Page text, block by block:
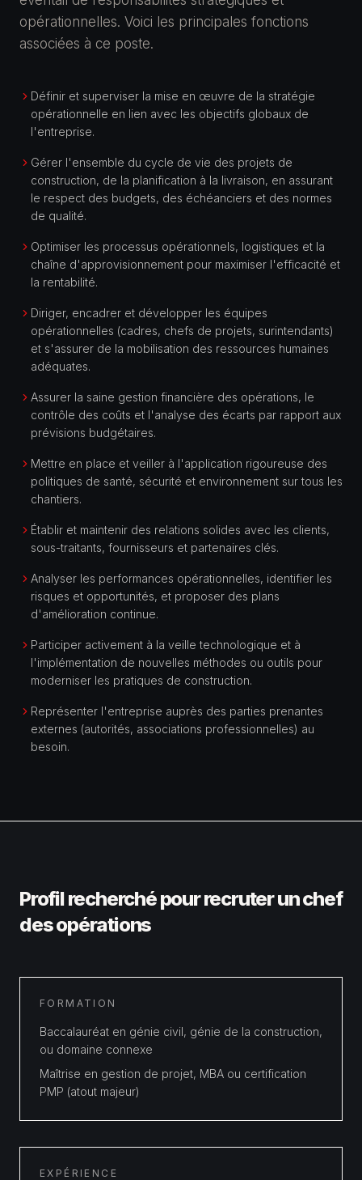
opérationnelles. Voici les principales fonctions
associées à ce poste.
Définir et superviser la mise en œuvre de la stratégie
opérationnelle en lien avec les objectifs globaux de
l'entreprise.
Gérer l'ensemble du cycle de vie des projets de
construction, de la planification à la livraison, en assurant
le respect des budgets, des échéanciers et des normes
de qualité.
Optimiser les processus opérationnels, logistiques et la
chaîne d'approvisionnement pour maximiser l'efficacité et
la rentabilité.
Diriger, encadrer et développer les équipes
opérationnelles (cadres, chefs de projets, surintendants)
et s'assurer de la mobilisation des ressources humaines
adéquates.
Assurer la saine gestion financière des opérations, le
contrôle des coûts et l'analyse des écarts par rapport aux
prévisions budgétaires.
Mettre en place et veiller à l'application rigoureuse des
politiques de santé, sécurité et environnement sur tous les
chantiers.
Établir et maintenir des relations solides avec les clients,
sous-traitants, fournisseurs et partenaires clés.
Analyser les performances opérationnelles, identifier les
risques et opportunités, et proposer des plans
d'amélioration continue.
Participer activement à la veille technologique et à
l'implémentation de nouvelles méthodes ou outils pour
moderniser les pratiques de construction.
Représenter l'entreprise auprès des parties prenantes
externes (autorités, associations professionnelles) au
besoin.
Profil recherché pour recruter unchef
des opérations
FORMATION
Baccalauréat en génie civil, génie de la construction,
ou domaine connexe
Maîtrise en gestion de projet, MBA ou certification
PMP (atout majeur)
EXPÉRIENCE